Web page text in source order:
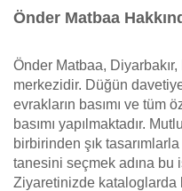
Önder Matbaa
Önder Matbaa,
merkezidir. Düğün
evrakların basımı ve tüm
basımı yapılmaktadır.
birbirinden şık
tanesini seçmek adına
Ziyaretinizde